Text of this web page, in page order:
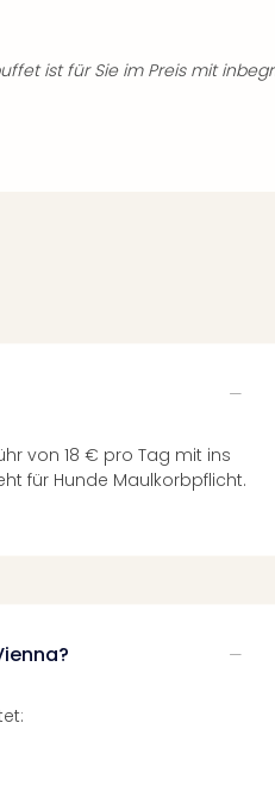
ist für Sie im Preis mit
von 18 € pro Tag mit ins
für Hunde Maulkorbpflicht.